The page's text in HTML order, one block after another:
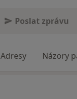
Poslat zprávu
Adresy Názory